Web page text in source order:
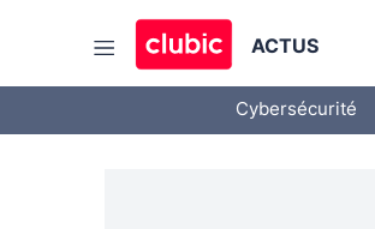
ACTUS
Cybersécurité